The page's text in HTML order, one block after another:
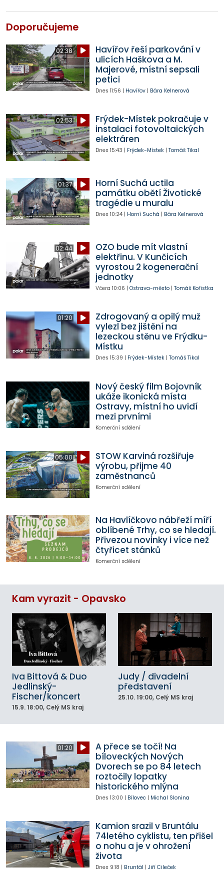
Doporučujeme
02:38
Havířov řeší parkování v
ulicích Haškova a M.
Majerové, místní sepsali
petici
Dnes 11:56 | Havířov| Bára Kelnerová
02:53
Frýdek-Místek pokračuje v
instalaci fotovoltaických
elektráren
Dnes 15:43 | Frýdek-Místek| Tomáš Tikal
01:37
Horní Suchá uctila
památku obětí Životické
tragédie u muralu
Dnes 10:24| Horní Suchá | Bára Kelnerová
02:44
OZO bude mít vlastní
elektřinu. V Kunčicích
vyrostou 2 kogenerační
jednotky
Včera 10:06 | Ostrava-město| Tomáš Kořistka
01:20
Zdrogovaný a opilý muž
vylezl bez jištění na
lezeckou stěnu ve Frýdku-
Místku
Dnes 15:39 | Frýdek-Místek| Tomáš Tikal
Nový český film Bojovník
ukáže ikonická místa
Ostravy, místní ho uvidí
mezi prvními
Komerční sdělení
05:00
STOW Karviná rozšiřuje
výrobu, přijme 40
zaměstnanců
Komerční sdělení
Na Havlíčkovo nábřeží míří
oblíbené Trhy, co se hledají.
Přivezou novinky i více než
čtyřicet stánků
Komerční sdělení
Kam vyrazit - Opavsko
Iva Bittová & Duo
Jedlinský-
Fischer/koncert
15.9. 18:00, Celý MS kraj
Judy / divadelní
představení
25.10. 19:00, Celý MS kraj
01:20
A přece se točí! Na
bíloveckých Nových
Dvorech se po 84 letech
roztočily lopatky
historického mlýna
Dnes 13:00 | Bílovec| Michal Slonina
Kamion srazil v Bruntálu
74letého cyklistu, ten přišel
o nohu a je v ohrožení
života
Dnes 9:18 | Bruntál | Jiří Cileček